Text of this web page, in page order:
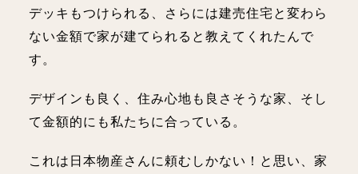
デッキもつけられる、さらには建売住宅と変わら
ない金額で家が建てられると教えてくれたんで
す。
デザインも良く、住み心地も良さそうな家、そし
て金額的にも私たちに合っている。
これは日本物産さんに頼むしかない！と思い、家